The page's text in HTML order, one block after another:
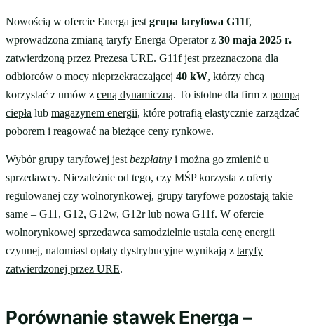
Nowością w ofercie Energa jest grupa taryfowa G11f,
wprowadzona zmianą taryfy Energa Operator z 30 maja 2025 r.
zatwierdzoną przez Prezesa URE. G11f jest przeznaczona dla
odbiorców o mocy nieprzekraczającej 40 kW, którzy chcą
korzystać z umów z ceną dynamiczną. To istotne dla firm z pompą
ciepła lub magazynem energii, które potrafią elastycznie zarządzać
poborem i reagować na bieżące ceny rynkowe.
Wybór grupy taryfowej jest bezpłatny i można go zmienić u
sprzedawcy. Niezależnie od tego, czy MŚP korzysta z oferty
regulowanej czy wolnorynkowej, grupy taryfowe pozostają takie
same – G11, G12, G12w, G12r lub nowa G11f. W ofercie
wolnorynkowej sprzedawca samodzielnie ustala cenę energii
czynnej, natomiast opłaty dystrybucyjne wynikają z taryfy
zatwierdzonej przez URE.
Porównanie stawek Energa –